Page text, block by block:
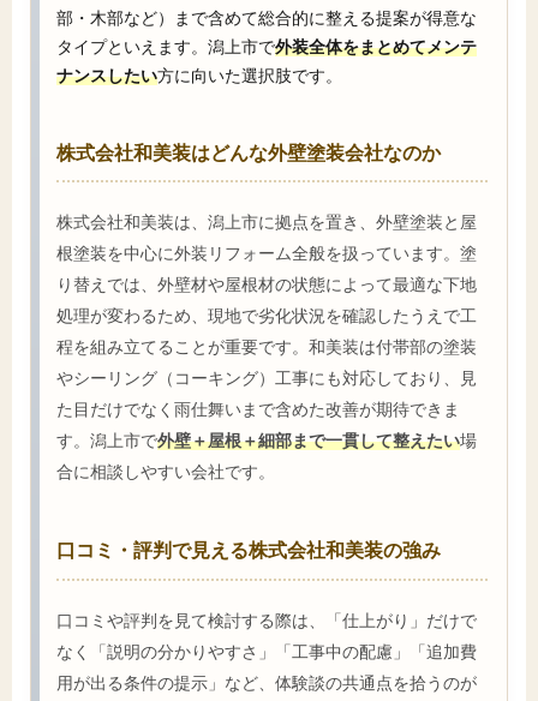
部・木部など）まで含めて総合的に整える提案が得意な
タイプといえます。潟上市で外装全体をまとめてメンテ
ナンスしたい方に向いた選択肢です。
株式会社和美装はどんな外壁塗装会社なのか
株式会社和美装は、潟上市に拠点を置き、外壁塗装と屋
根塗装を中心に外装リフォーム全般を扱っています。塗
り替えでは、外壁材や屋根材の状態によって最適な下地
処理が変わるため、現地で劣化状況を確認したうえで工
程を組み立てることが重要です。和美装は付帯部の塗装
やシーリング（コーキング）工事にも対応しており、見
た目だけでなく雨仕舞いまで含めた改善が期待できま
す。潟上市で外壁＋屋根＋細部まで一貫して整えたい場
合に相談しやすい会社です。
口コミ・評判で見える株式会社和美装の強み
口コミや評判を見て検討する際は、「仕上がり」だけで
なく「説明の分かりやすさ」「工事中の配慮」「追加費
用が出る条件の提示」など、体験談の共通点を拾うのが